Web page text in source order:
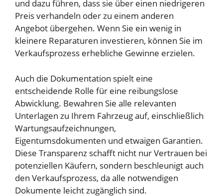
und dazu führen, dass sie über einen niedrigeren
Preis verhandeln oder zu einem anderen
Angebot übergehen. Wenn Sie ein wenig in
kleinere Reparaturen investieren, können Sie im
Verkaufsprozess erhebliche Gewinne erzielen.
Auch die Dokumentation spielt eine
entscheidende Rolle für eine reibungslose
Abwicklung. Bewahren Sie alle relevanten
Unterlagen zu Ihrem Fahrzeug auf, einschließlich
Wartungsaufzeichnungen,
Eigentumsdokumenten und etwaigen Garantien.
Diese Transparenz schafft nicht nur Vertrauen bei
potenziellen Käufern, sondern beschleunigt auch
den Verkaufsprozess, da alle notwendigen
Dokumente leicht zugänglich sind.